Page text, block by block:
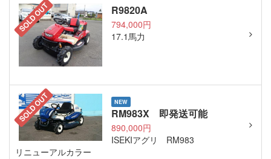
SOLD OUT R9820A
794,000円
17.1馬力
SOLD OUT NEW
RM983X 即発送可能
890,000円
ISEKIアグリ RM983
リニューアルカラー